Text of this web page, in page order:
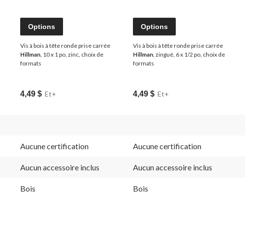
Options
Vis à bois à tête ronde prise carrée
Hillman , 10 x 1 po, zinc, choix de
formats
4,49 $ Et+
Options
Vis à bois à tête ronde prise carrée
Hillman , zingué, 6 x 1/2 po, choix de
formats
4,49 $ Et+
Aucune certification Aucune certification
Aucun accessoire inclus Aucun accessoire inclus
Bois Bois